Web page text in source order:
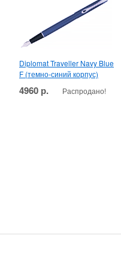
Diplomat Traveller Navy Blue
F (темно-синий корпус)
4960 р. Распродано!